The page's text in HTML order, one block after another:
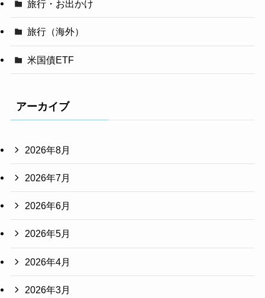
旅行・お出かけ
旅行（海外）
米国債ETF
アーカイブ
2026年8月
2026年7月
2026年6月
2026年5月
2026年4月
2026年3月